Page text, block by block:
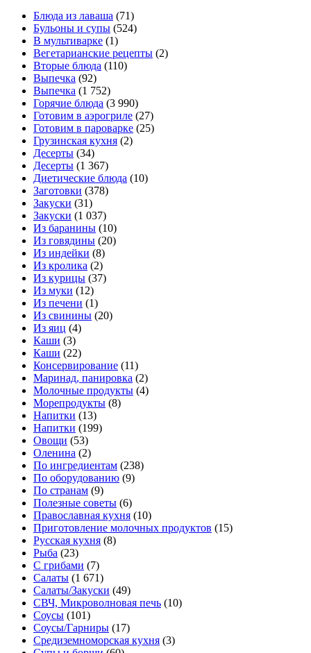
Блюда из лаваша (71)
Бульоны и супы (524)
В мультиварке (1)
Вегетарианские рецепты (2)
Вторые блюда (110)
Выпечка (92)
Выпечка (1 752)
Горячие блюда (3 990)
Готовим в аэрогриле (27)
Готовим в пароварке (25)
Грузинская кухня (2)
Десерты (34)
Десерты (1 367)
Диетические блюда (10)
Заготовки (378)
Закуски (31)
Закуски (1 037)
Из баранины (10)
Из говядины (20)
Из индейки (8)
Из кролика (2)
Из курицы (37)
Из муки (12)
Из печени (1)
Из свинины (20)
Из яиц (4)
Каши (3)
Каши (22)
Консервирование (11)
Маринад, панировка (2)
Молочные продукты (4)
Морепродукты (8)
Напитки (13)
Напитки (199)
Овощи (53)
Оленина (2)
По ингредиентам (238)
По оборудованию (9)
По странам (9)
Полезные советы (6)
Православная кухня (10)
Приготовление молочных продуктов (15)
Русская кухня (8)
Рыба (23)
С грибами (7)
Салаты (1 671)
Салаты/Закуски (49)
СВЧ, Микроволновая печь (10)
Соусы (101)
Соусы/Гарниры (17)
Средиземноморская кухня (3)